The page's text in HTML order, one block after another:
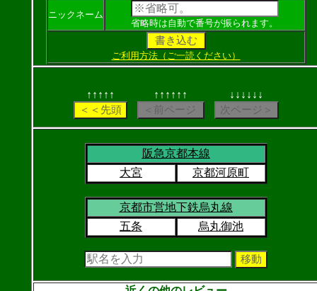
ニックネーム
省略時は自動で番号が振られます。
ご利用方法（ご一読ください）
↑↑↑↑↑ ↑↑↑↑↑↑ ↓↓↓↓↓↓
阪急京都本線
大宮
京都河原町
京都市営地下鉄烏丸線
五条
烏丸御池